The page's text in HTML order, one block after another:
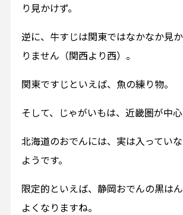
り見かけず。
逆に、牛すじは関東ではなかなか見
りません（関西より西）。
関東ですじといえば、魚の練り物。
そして、じゃがいもは、近畿圏が中心
北海道のおでんには、実は入ってい
ようです。
限定的といえば、静岡おでんの黒は
よくなりますね。